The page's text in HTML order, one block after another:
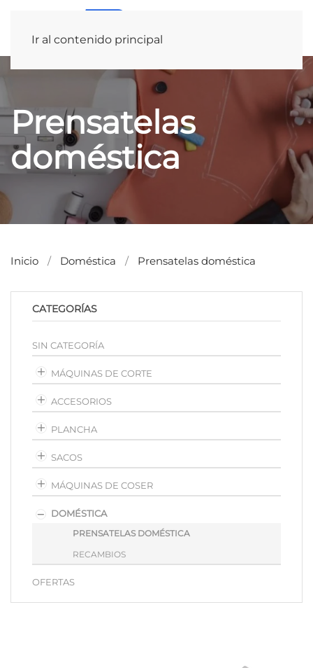
Ir al contenido principal
Prensatelas
doméstica
Inicio Doméstica Prensatelas doméstica
CATEGORÍAS
SIN CATEGORÍA
MÁQUINAS DE CORTE
ACCESORIOS
PLANCHA
SACOS
MÁQUINAS DE COSER
DOMÉSTICA
PRENSATELAS DOMÉSTICA
RECAMBIOS
OFERTAS